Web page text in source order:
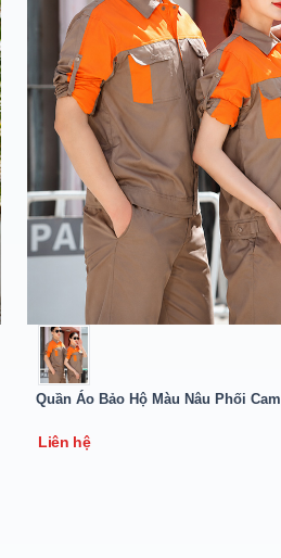
Quần Áo Bảo Hộ Màu Nâu Phối Cam
Liên hệ